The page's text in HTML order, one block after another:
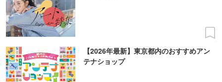
【2026年最新】東京都内のおすすめアン
テナショップ